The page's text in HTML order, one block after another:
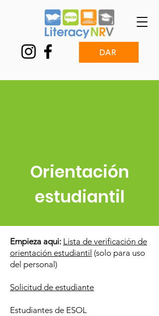
DAR
Orientación
estudiantil
Empieza aqui: Lista de verificación de
orientación estudiantil (solo para uso
del personal)
Solicitud de estudiante
Estudiantes de ESOL